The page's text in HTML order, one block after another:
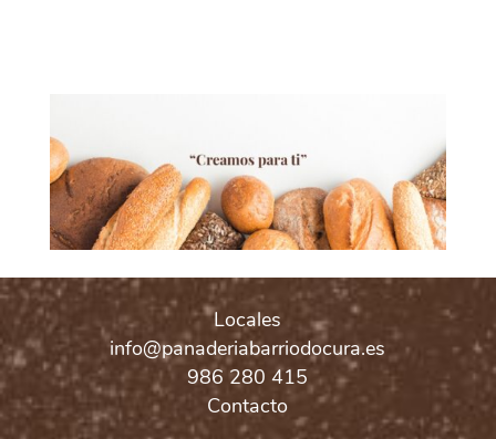
Locales
info@panaderiabarriodocura.es
986 280 415
Contacto